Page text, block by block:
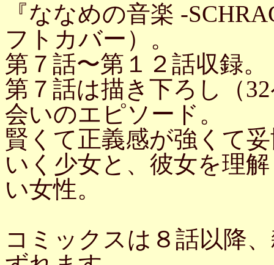
『ななめの音楽 -
フトカバー）。
第７話〜第１２話収録。
第７話は描き下ろし（
会いのエピソード。
賢くて正義感が強くて
いく少女と、彼女を理
い女性。
コミックスは８話以降